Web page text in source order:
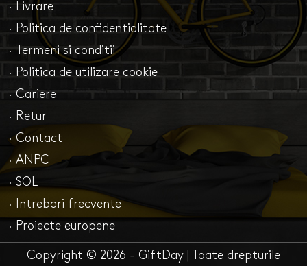
· Livrare
· Politica de confidentialitate
· Termeni si conditii
· Politica de utilizare cookie
· Cariere
· Retur
· Contact
· ANPC
· SOL
· Intrebari frecvente
· Proiecte europene
Copyright © 2026 - GiftDay | Toate drepturile